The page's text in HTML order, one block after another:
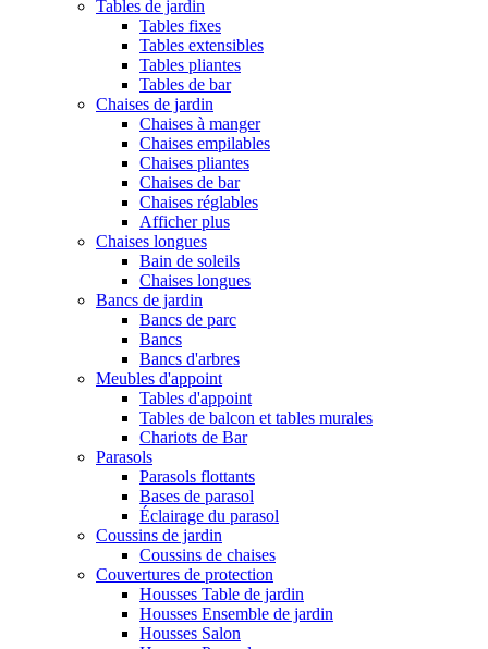
Tables de jardin
Tables fixes
Tables extensibles
Tables pliantes
Tables de bar
Chaises de jardin
Chaises à manger
Chaises empilables
Chaises pliantes
Chaises de bar
Chaises réglables
Afficher plus
Chaises longues
Bain de soleils
Chaises longues
Bancs de jardin
Bancs de parc
Bancs
Bancs d'arbres
Meubles d'appoint
Tables d'appoint
Tables de balcon et tables murales
Chariots de Bar
Parasols
Parasols flottants
Bases de parasol
Éclairage du parasol
Coussins de jardin
Coussins de chaises
Couvertures de protection
Housses Table de jardin
Housses Ensemble de jardin
Housses Salon